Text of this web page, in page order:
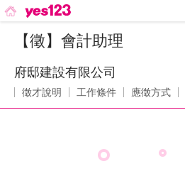
【徵】會計助理
府邸建設有限公司
徵才說明 工作條件 應徵方式